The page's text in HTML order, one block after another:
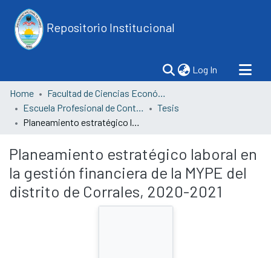
Repositorio Institucional
Log In (current)
Home
Facultad de Ciencias Económicas
Escuela Profesional de Contabilidad
Tesis
Planeamiento estratégico laboral en la gestión financiera de la MYPE del distrito de Corrales, 2020-2021
Planeamiento estratégico laboral en
la gestión financiera de la MYPE del
distrito de Corrales, 2020-2021